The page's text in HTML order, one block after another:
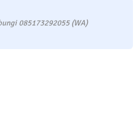
085173292055 (WA)